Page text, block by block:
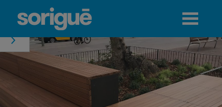
Jump to navigation
Menú